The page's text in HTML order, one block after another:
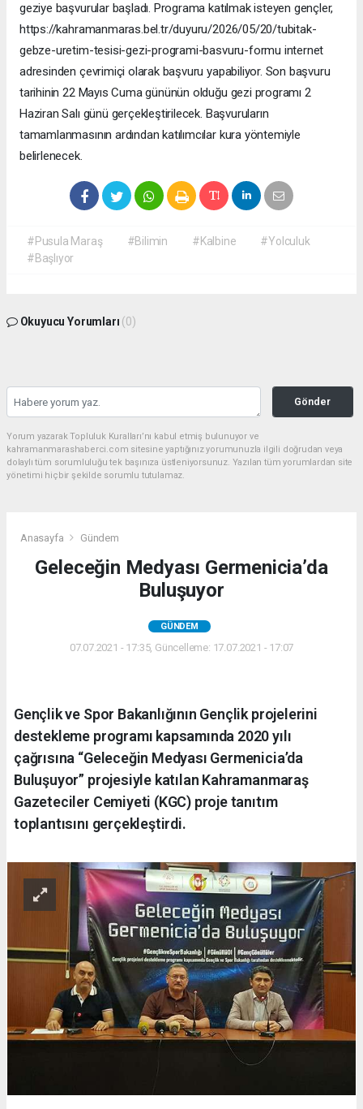
geziye başvurular başladı. Programa katılmak isteyen gençler,
https://kahramanmaras.bel.tr/duyuru/2026/05/20/tubitak-
gebze-uretim-tesisi-gezi-programi-basvuru-formu internet
adresinden çevrimiçi olarak başvuru yapabiliyor. Son başvuru
tarihinin 22 Mayıs Cuma gününün olduğu gezi programı 2
Haziran Salı günü gerçekleştirilecek. Başvuruların
tamamlanmasının ardından katılımcılar kura yöntemiyle
belirlenecek.
#Pusula Maraş #Bilimin #Kalbine
#Yolculuk
#Başlıyor
Okuyucu Yorumları (0)
Gönder
Yorum yazarak Topluluk Kuralları’nı kabul etmiş bulunuyor ve
kahramanmarashaberci.com sitesine yaptığınız yorumunuzla ilgili doğrudan veya
dolaylı tüm sorumluluğu tek başınıza üstleniyorsunuz. Yazılan tüm yorumlardan site
yönetimi hiçbir şekilde sorumlu tutulamaz.
Anasayfa Gündem
Geleceğin Medyası Germenicia’da
Buluşuyor
GÜNDEM
07.07.2021 - 17:35, Güncelleme: 17.07.2021 - 17:07
Gençlik ve Spor Bakanlığının Gençlik projelerini
destekleme programı kapsamında 2020 yılı
çağrısına “Geleceğin Medyası Germenicia’da
Buluşuyor” projesiyle katılan Kahramanmaraş
Gazeteciler Cemiyeti (KGC) proje tanıtım
toplantısını gerçekleştirdi.